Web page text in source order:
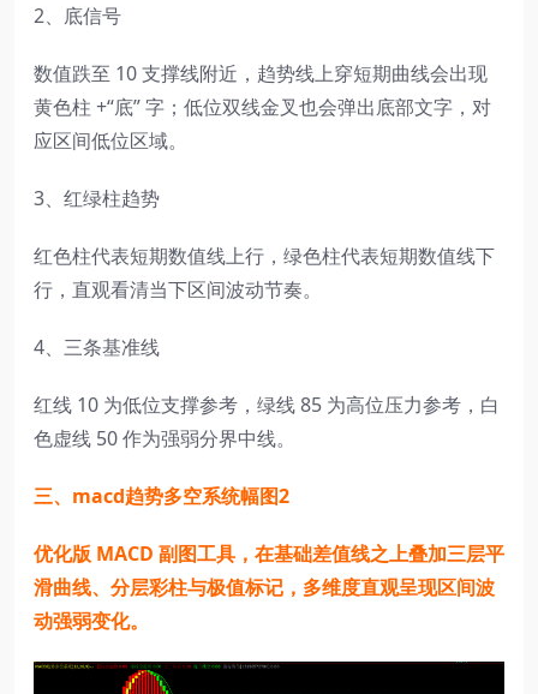
2、底信号
数值跌至 10 支撑线附近，趋势线上穿短期曲线会出现
黄色柱 +“底” 字；低位双线金叉也会弹出底部文字，对
应区间低位区域。
3、红绿柱趋势
红色柱代表短期数值线上行，绿色柱代表短期数值线下
行，直观看清当下区间波动节奏。
4、三条基准线
红线 10 为低位支撑参考，绿线 85 为高位压力参考，白
色虚线 50 作为强弱分界中线。
三、macd趋势多空系统幅图2
优化版 MACD 副图工具，在基础差值线之上叠加三层平
滑曲线、分层彩柱与极值标记，多维度直观呈现区间波
动强弱变化。